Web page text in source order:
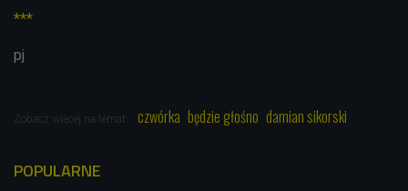
***
pj
Zobacz więcej na temat: czwórka będzie głośno damian sikorski
POPULARNE